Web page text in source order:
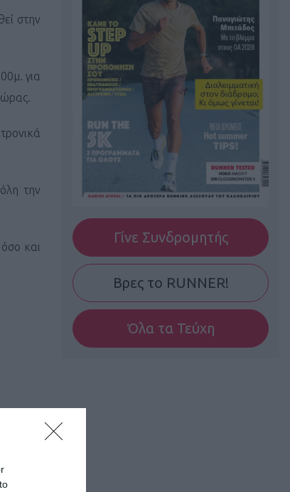
στην
για
την
και
Γίνε Συνδρομητής
Βρες το RUNNER!
Όλα τα Τεύχη